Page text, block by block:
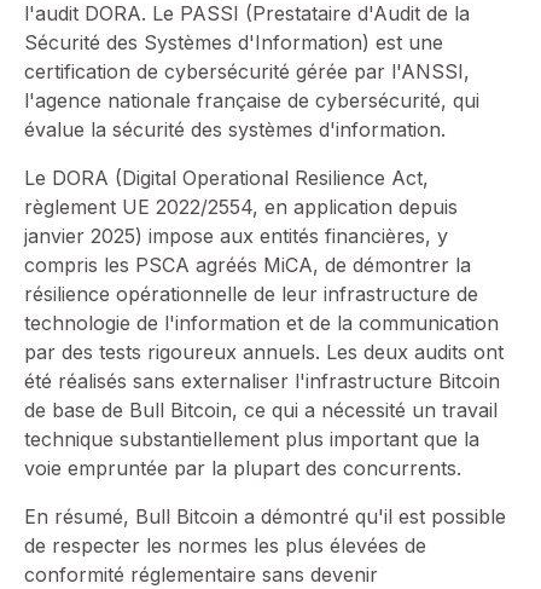
l'audit DORA. Le PASSI (Prestataire d'Audit de la
Sécurité des Systèmes d'Information) est une
certification de cybersécurité gérée par l'ANSSI,
l'agence nationale française de cybersécurité, qui
évalue la sécurité des systèmes d'information.
Le DORA (Digital Operational Resilience Act,
règlement UE 2022/2554, en application depuis
janvier 2025) impose aux entités financières, y
compris les PSCA agréés MiCA, de démontrer la
résilience opérationnelle de leur infrastructure de
technologie de l'information et de la communication
par des tests rigoureux annuels. Les deux audits ont
été réalisés sans externaliser l'infrastructure Bitcoin
de base de Bull Bitcoin, ce qui a nécessité un travail
technique substantiellement plus important que la
voie empruntée par la plupart des concurrents.
En résumé, Bull Bitcoin a démontré qu'il est possible
de respecter les normes les plus élevées de
conformité réglementaire sans devenir